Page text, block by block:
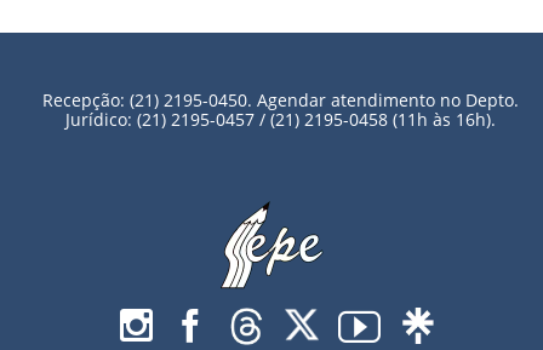
Recepção: (21) 2195-0450. Agendar atendimento no Depto.
Jurídico: (21) 2195-0457 / (21) 2195-0458 (11h às 16h).